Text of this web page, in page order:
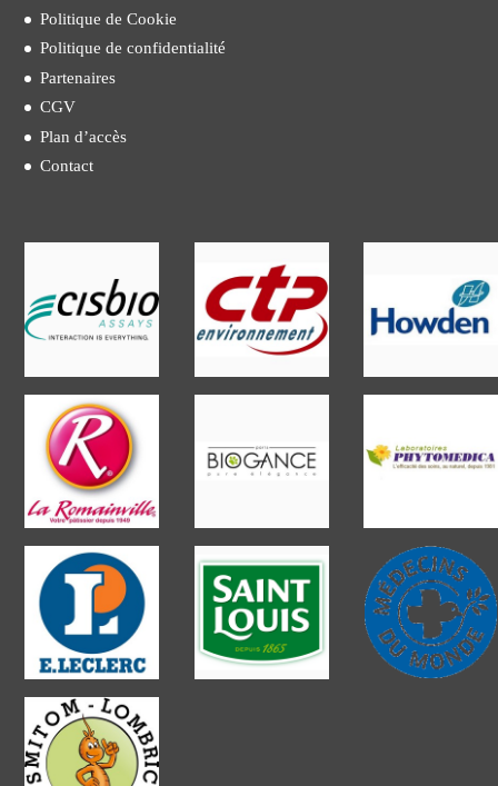
Politique de Cookie
Politique de confidentialité
Partenaires
CGV
Plan d’accès
Contact